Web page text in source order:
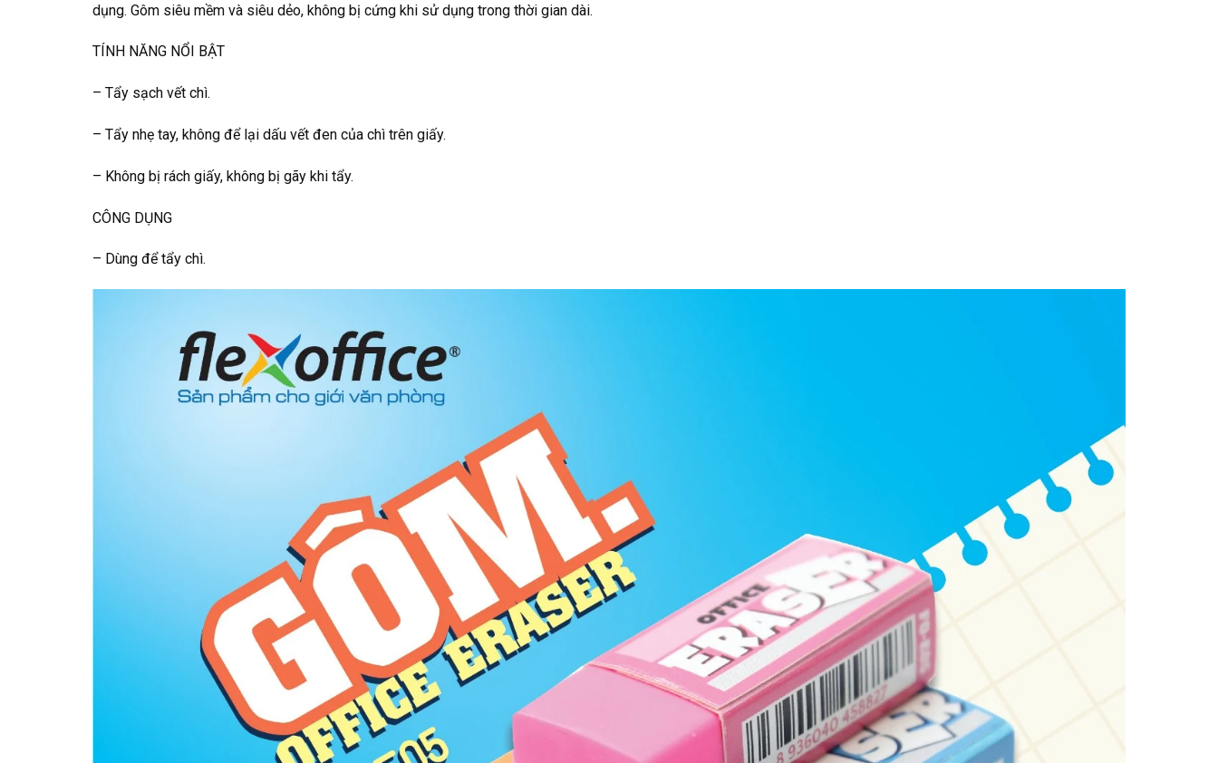
dụng. Gôm siêu mềm và siêu dẻo, không bị cứng khi sử dụng trong thời gian dài.
TÍNH NĂNG NỔI BẬT
– Tẩy sạch vết chì.
– Tẩy nhẹ tay, không để lại dấu vết đen của chì trên giấy.
– Không bị rách giấy, không bị gãy khi tẩy.
CÔNG DỤNG
– Dùng để tẩy chì.